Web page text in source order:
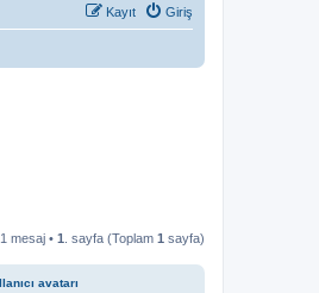
Giriş
Kayıt
1 mesaj • 1 . sayfa (Toplam 1 sayfa)